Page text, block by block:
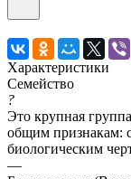
Характеристики
Семейство
?
Это крупная
общим признакам:
биологическим
—